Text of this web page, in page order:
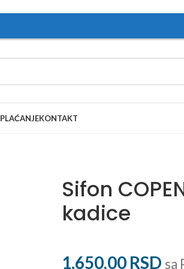
PLAĆANJEKONTAKT
Sifon
kadice
1.650,00 RSD sa